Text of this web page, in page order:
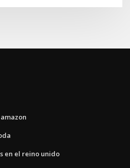
en el reino unido